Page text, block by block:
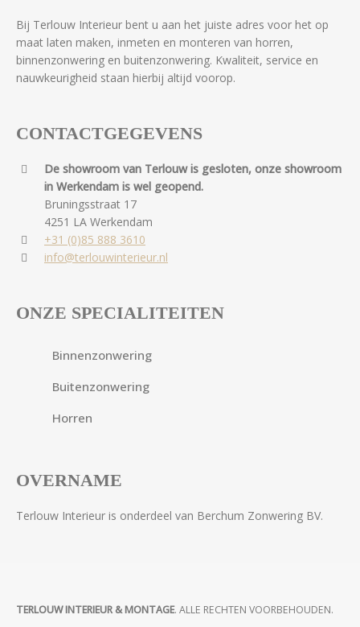
Bij Terlouw Interieur bent u aan het juiste adres voor het op
maat laten maken, inmeten en monteren van horren,
binnenzonwering en buitenzonwering. Kwaliteit, service en
nauwkeurigheid staan hierbij altijd voorop.
CONTACTGEGEVENS
De showroom van Terlouw is gesloten, onze showroom
in Werkendam is wel geopend.
Bruningsstraat 17
4251 LA Werkendam
+31 (0)85 888 3610
info@terlouwinterieur.nl
ONZE SPECIALITEITEN
Binnenzonwering
Buitenzonwering
Horren
OVERNAME
Terlouw Interieur is onderdeel van Berchum Zonwering BV.
TERLOUW INTERIEUR & MONTAGE. ALLE RECHTEN VOORBEHOUDEN.